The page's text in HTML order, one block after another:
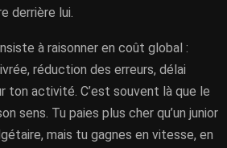
derrière lui.
à raisonner en coût global :
réduction des erreurs, délai
activité. C’est souvent là que le
sens. Tu paies plus cher qu’un junior
mais tu gagnes en vitesse, en